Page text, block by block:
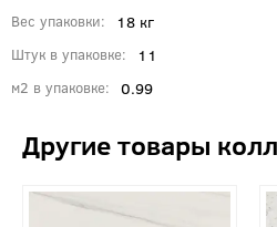
Вес упаковки 18 кг
Штук в упаковке 11
м2 в упаковке 0.99